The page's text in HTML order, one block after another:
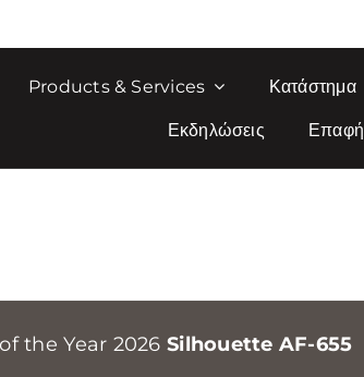
Products & Services Κατάστημα
Εκδηλώσεις Επαφή
the Year 2026 Silhouette AF-655